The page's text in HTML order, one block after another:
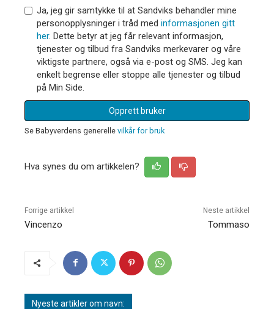
Ja, jeg gir samtykke til at Sandviks behandler mine
personopplysninger i tråd med informasjonen gitt
her. Dette betyr at jeg får relevant informasjon,
tjenester og tilbud fra Sandviks merkevarer og våre
viktigste partnere, også via e-post og SMS. Jeg kan
enkelt begrense eller stoppe alle tjenester og tilbud
på Min Side.
Opprett bruker
Se Babyverdens generelle vilkår for bruk
Hva synes du om artikkelen?
Forrige artikkel
Vincenzo
Neste artikkel
Tommaso
Nyeste artikler om navn: